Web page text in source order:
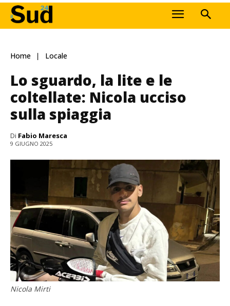
Home Locale
Lo sguardo, la lite e le
coltellate: Nicola ucciso
sulla spiaggia
Di Fabio Maresca
9 GIUGNO 2025
Nicola Mirti